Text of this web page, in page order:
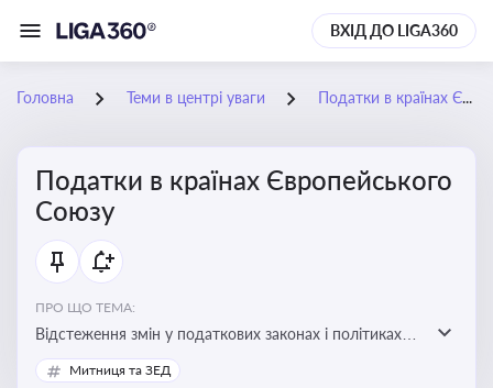
ВХІД ДО LIGA360
Головна Теми в центрі уваги Податки в країнах Європейського Союзу
Податки в країнах Європейського
Союзу
ПРО ЩО ТЕМА:
Відстеження змін у податкових законах і політиках
країн ЄС. Моніторинг кейсів, що впливають на бізнес-
Митниця та ЗЕД